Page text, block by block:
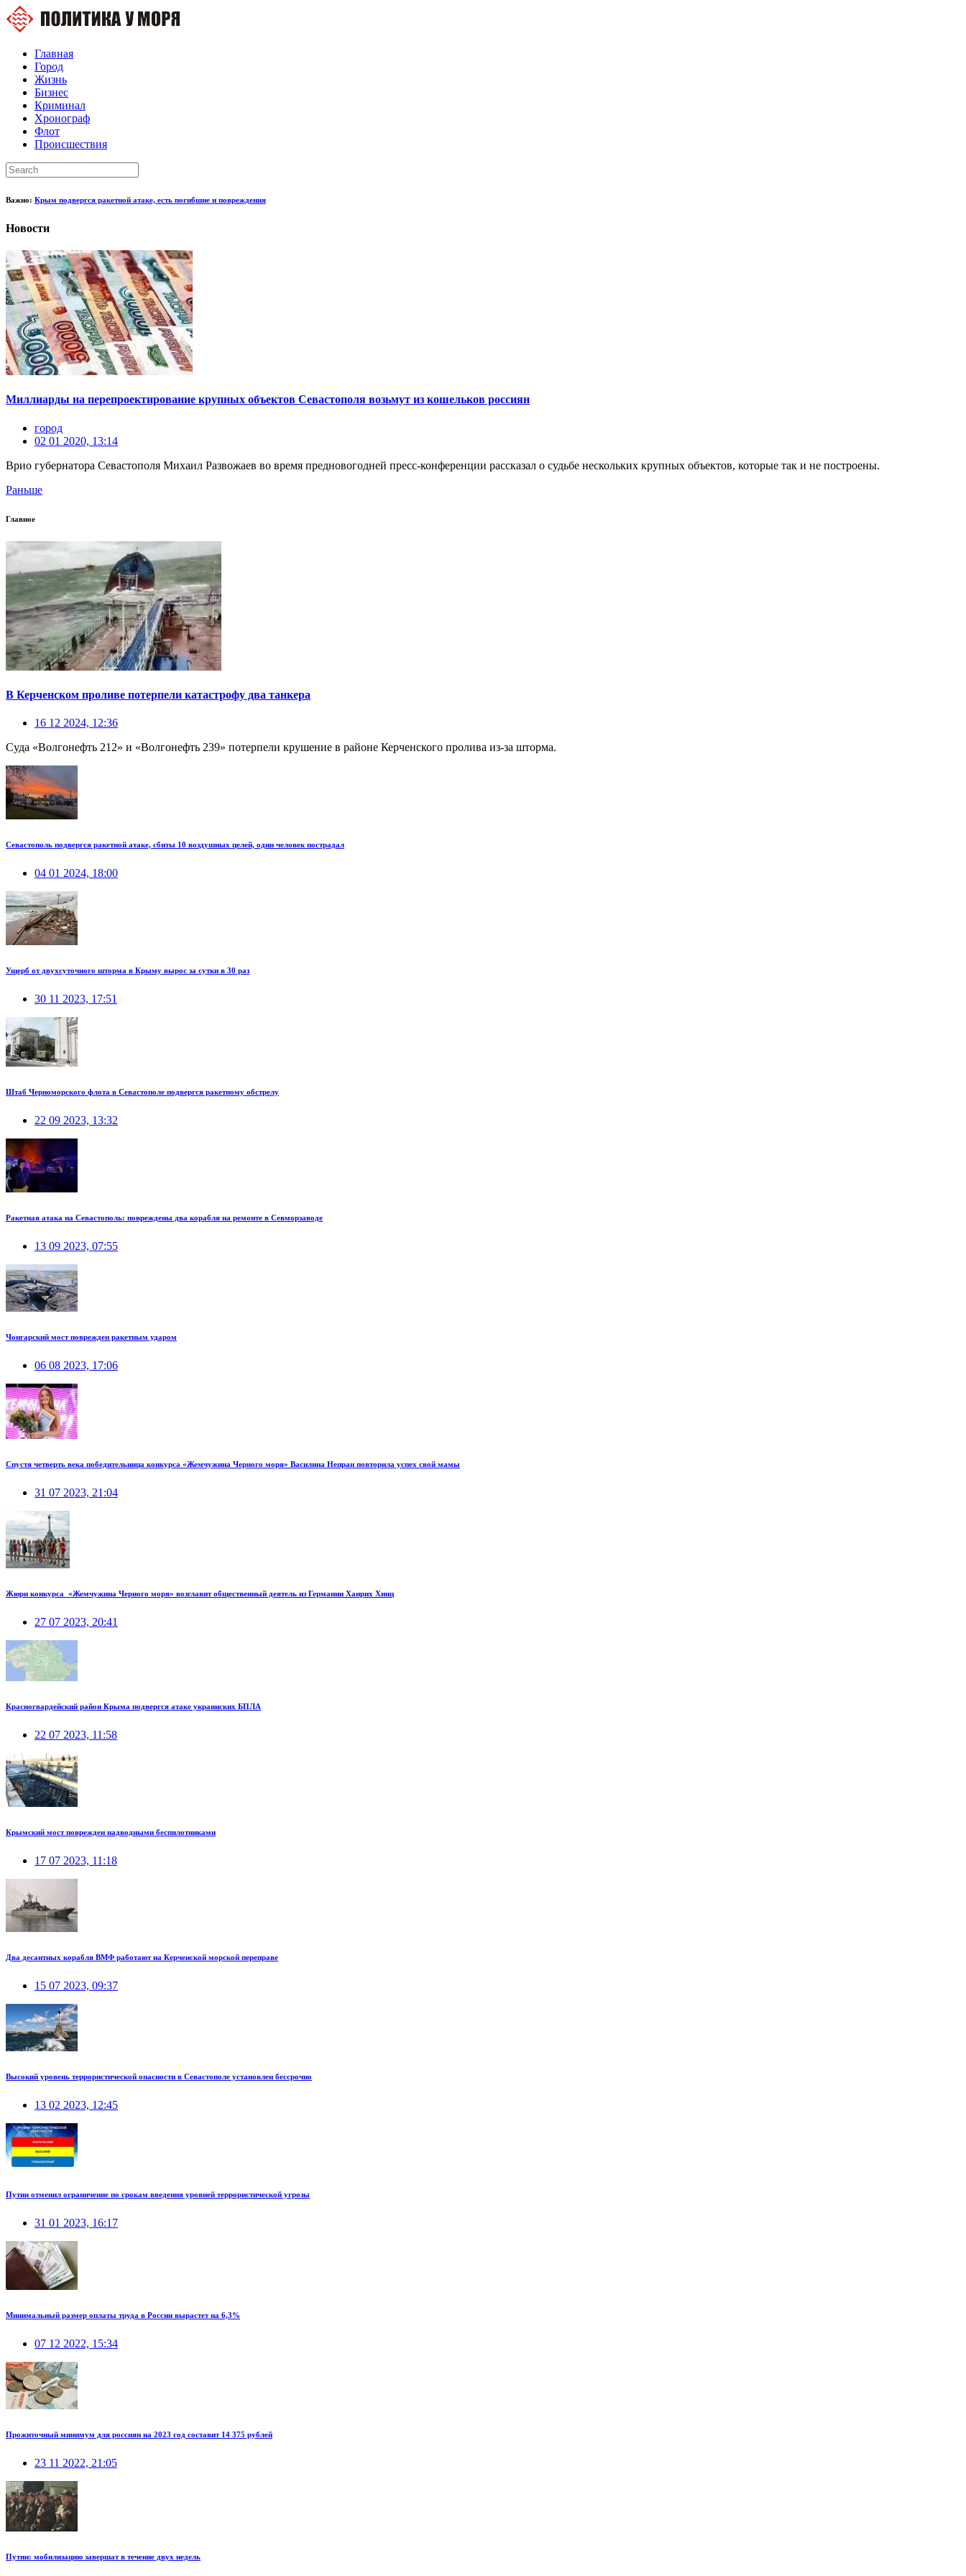
Главная
Город
Жизнь
Бизнес
Криминал
Хронограф
Флот
Происшествия
Важно: Крым подвергся ракетной атаке, есть погибшие и повреждения
Новости
Миллиарды на перепроектирование крупных объектов Севастополя возьмут из кошельков россиян
город
02 01 2020, 13:14
Врио губернатора Севастополя Михаил Развожаев во время предновогодней пресс-конференции рассказал о судьбе нескольких крупных объектов, которые так и не построены.
Раньше
Главное
В Керченском проливе потерпели катастрофу два танкера
16 12 2024, 12:36
Суда «Волгонефть 212» и «Волгонефть 239» потерпели крушение в районе Керченского пролива из-за шторма.
Севастополь подвергся ракетной атаке, сбиты 10 воздушных целей, один человек пострадал
04 01 2024, 18:00
Ущерб от двухсуточного шторма в Крыму вырос за сутки в 30 раз
30 11 2023, 17:51
Штаб Черноморского флота в Севастополе подвергся ракетному обстрелу
22 09 2023, 13:32
Ракетная атака на Севастополь: повреждены два корабля на ремонте в Севморзаводе
13 09 2023, 07:55
Чонгарский мост поврежден ракетным ударом
06 08 2023, 17:06
Спустя четверть века победительница конкурса «Жемчужина Черного моря» Василина Непран повторила успех свой мамы
31 07 2023, 21:04
Жюри конкурса «Жемчужина Черного моря» возглавит общественный деятель из Германии Ханрих Хинц
27 07 2023, 20:41
Красногвардейский район Крыма подвергся атаке украинских БПЛА
22 07 2023, 11:58
Крымский мост поврежден надводными беспилотниками
17 07 2023, 11:18
Два десантных корабля ВМФ работают на Керченской морской переправе
15 07 2023, 09:37
Высокий уровень террористической опасности в Севастополе установлен бессрочно
13 02 2023, 12:45
Путин отменил ограничение по срокам введения уровней террористической угрозы
31 01 2023, 16:17
Минимальный размер оплаты труда в России вырастет на 6,3%
07 12 2022, 15:34
Прожиточный минимум для россиян на 2023 год составит 14 375 рублей
23 11 2022, 21:05
Путин: мобилизацию завершат в течение двух недель